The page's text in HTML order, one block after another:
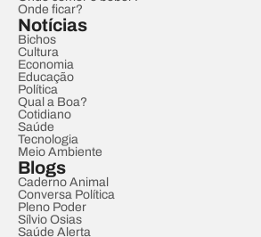
Onde ficar?
Notícias
Bichos
Cultura
Economia
Educação
Política
Qual a Boa?
Cotidiano
Saúde
Tecnologia
Meio Ambiente
Blogs
Caderno Animal
Conversa Política
Pleno Poder
Sílvio Osias
Saúde Alerta